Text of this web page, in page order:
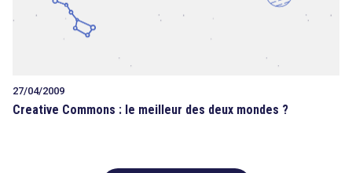
27/04/2009
Creative Commons : le meilleur des deux mondes ?